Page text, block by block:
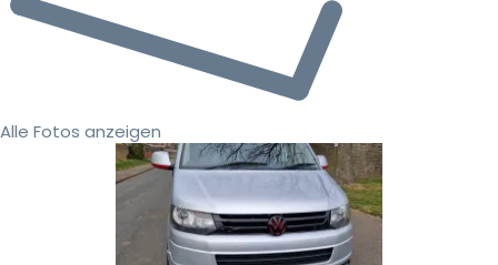
Alle Fotos anzeigen